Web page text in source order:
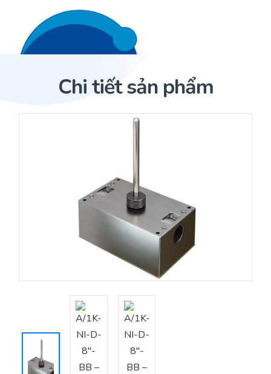
Trang Chủ
Nhà phân phối cảm biến
Nhà sản xuất thiết bị điều khiển
Cung cấp giải pháp quản lý cho toà nhà (BMS)
Tư vấn – Thiết kế – Cung cấp thiết bị HVAC
Tư vấn thiết kế, thi công tủ điều khiển
Thi công – Lắp đặt hệ thống HVAC
Chi tiết sản phẩm
Sản phẩm